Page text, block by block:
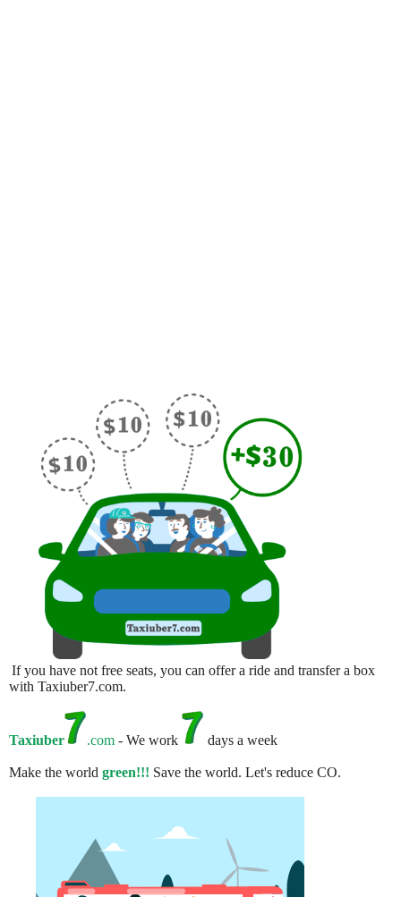
If you have not free seats, you can offer a ride and transfer a box
with Taxiuber7.com.
Taxiuber .com - We work days a week
Make the world green!!! Save the world. Let's reduce CO.